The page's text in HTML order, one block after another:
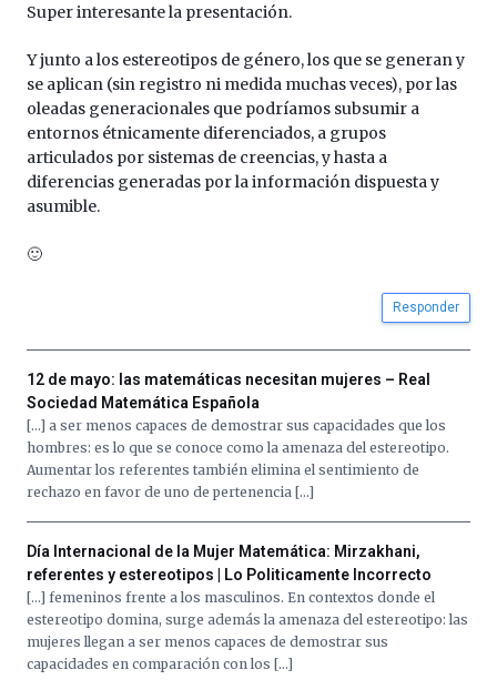
4
octubre.
La
iniciativa,
organizada
por
la
Cátedra…
Super interesante la presentación.
Y junto a los estereotipos de género, los que se generan y
se aplican (sin registro ni medida muchas veces), por las
oleadas generacionales que podríamos subsumir a
entornos étnicamente diferenciados, a grupos
articulados por sistemas de creencias, y hasta a
diferencias generadas por la información dispuesta y
asumible.
🙂
Responder
12 de mayo: las matemáticas necesitan mujeres – Real
Sociedad Matemática Española
[…] a ser menos capaces de demostrar sus capacidades que los
hombres: es lo que se conoce como la amenaza del estereotipo.
Aumentar los referentes también elimina el sentimiento de
rechazo en favor de uno de pertenencia […]
Día Internacional de la Mujer Matemática: Mirzakhani,
referentes y estereotipos | Lo Politicamente Incorrecto
[…] femeninos frente a los masculinos. En contextos donde el
estereotipo domina, surge además la amenaza del estereotipo: las
mujeres llegan a ser menos capaces de demostrar sus
capacidades en comparación con los […]